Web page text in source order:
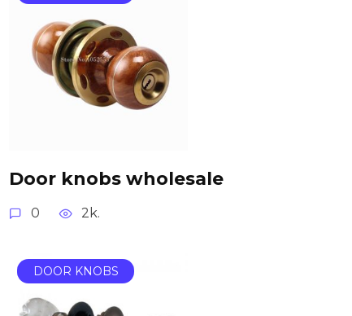
Door knobs wholesale
0 2k.
DOOR KNOBS